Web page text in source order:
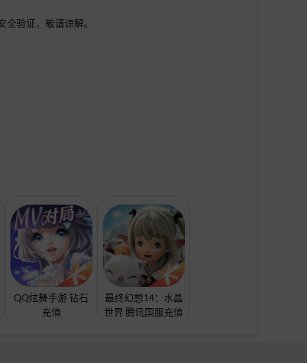
验证，敬请谅解。
QQ炫舞手游 钻石
充值
最终幻想14：水晶
世界 腾讯国服充值